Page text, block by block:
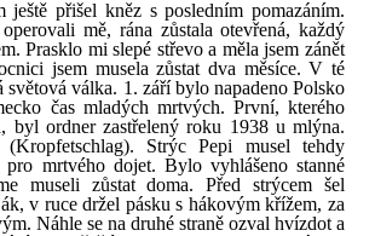
ještě přišel kněz s posledním pomazáním.
mě, rána zůstala otevřená, každý
Prasklo mi slepé střevo a měla jsem zánět
jsem musela zůstat dva měsíce. V té
světová válka. 1. září bylo napadeno Polsko
čas mladých mrtvých. První, kterého
byl ordner zastřelený roku 1938 u mlýna.
Strýc Pepi musel tehdy
pro mrtvého dojet. Bylo vyhlášeno stanné
museli zůstat doma. Před strýcem šel
v ruce držel pásku s hákovým křížem, za
Náhle se na druhé straně ozval hvízdot a